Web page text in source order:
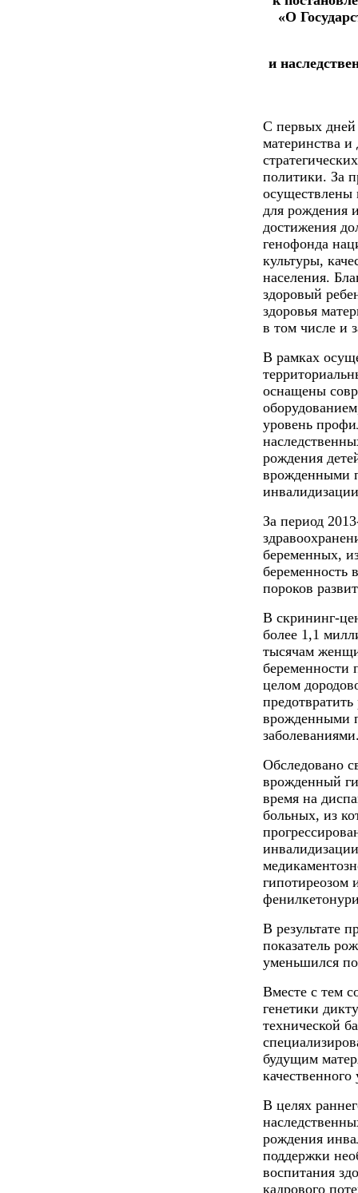
«О
и
С первых дней
материнства и
политики. За
осуществлены
для рождения
достижения
генофонда
культуры,
населения.
здоровый
здоровья
в том числе и
В рамках
оснащены
уровень
рождения
врожденными
За период
беременных,
беременность
пороков
В скрининг-
более 1,1
тысячам
беременности
целом
врожденными
Обследовано
врожденный
время на
больных, из
гипотиреозом
В результате
показатель
уменьшился
Вместе с тем
генетики
технической
будущим
В целях
рождения
поддержки
воспитания
кадрового